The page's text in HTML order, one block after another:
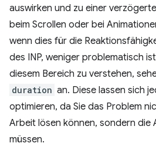
auswirken und zu einer
beim Scrollen oder bei
wenn dies für die
des INP, weniger problematisch
diesem Bereich zu verstehen,
duration an. Diese lassen sich
optimieren, da Sie das Problem
Arbeit lösen können, sondern die
müssen.